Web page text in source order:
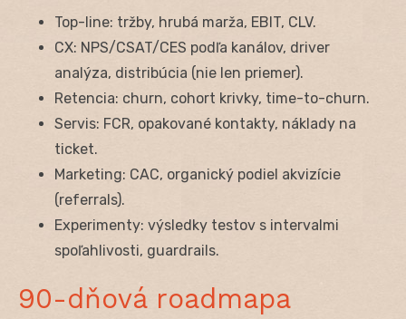
Top-line: tržby, hrubá marža, EBIT, CLV.
CX: NPS/CSAT/CES podľa kanálov, driver
analýza, distribúcia (nie len priemer).
Retencia: churn, cohort krivky, time-to-churn.
Servis: FCR, opakované kontakty, náklady na
ticket.
Marketing: CAC, organický podiel akvizície
(referrals).
Experimenty: výsledky testov s intervalmi
spoľahlivosti, guardrails.
90-dňová roadmapa